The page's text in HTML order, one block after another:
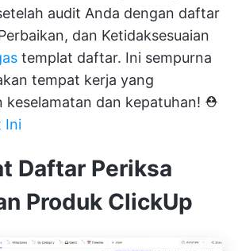
audit Anda dengan daftar
dan Ketidaksesuaian
templat daftar. Ini sempurna
tempat kerja yang
keselamatan dan kepatuhan! ⛑️
Ini
Daftar Periksa
Produk ClickUp